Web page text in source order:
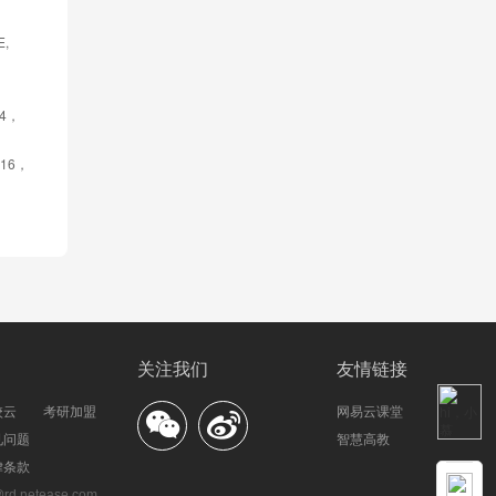
，
友情链接
网易云课堂
智慧高教
关注我们
云
问题
条款
考研加盟